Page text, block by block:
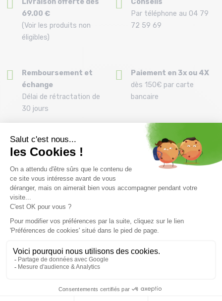
69.00 €
(Voir les produits non
éligibles)
Par téléphone au 04 79
72 59 69
Remboursement et
échange
Délai de rétractation de
30 jours
Paiement en 3x ou 4X
dès 150€ par carte
bancaire
Clic and collect
Commandez et retirez
directement à la Ravoire !
Montage de vos skis
Montage gratuit des
fixations pour l’achat d'un
pack
Une équipe
Une équipe de passionnés
pour vous conseiller
Bons d'achat offerts dès
le 1er achat